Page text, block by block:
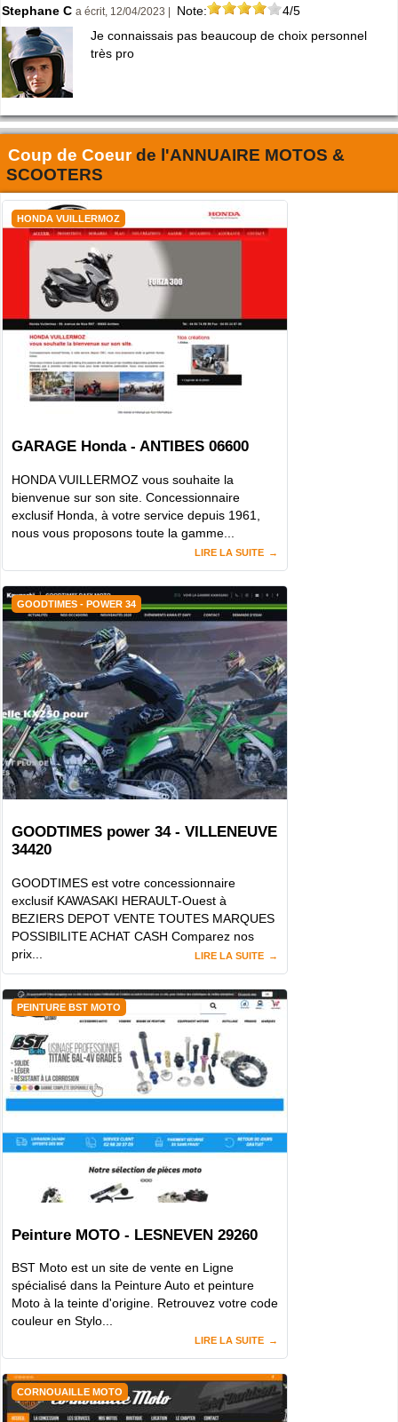
Stephane C a écrit, 12/04/2023 | Note:
4/5
Je connaissais pas beaucoup de choix personnel
très pro
Coup de Coeurde l'ANNUAIRE MOTOS &
SCOOTERS
HONDA VUILLERMOZ
GARAGE Honda - ANTIBES 06600
HONDA VUILLERMOZ vous souhaite la
bienvenue sur son site. Concessionnaire
exclusif Honda, à votre service depuis 1961,
nous vous proposons toute la gamme...
LIRE LA SUITE
GOODTIMES - POWER 34
GOODTIMES power 34 - VILLENEUVE
34420
GOODTIMES est votre concessionnaire
exclusif KAWASAKI HERAULT-Ouest à
BEZIERS DEPOT VENTE TOUTES MARQUES
POSSIBILITE ACHAT CASH Comparez nos
prix...
LIRE LA SUITE
PEINTURE BST MOTO
Peinture MOTO - LESNEVEN 29260
BST Moto est un site de vente en Ligne
spécialisé dans la Peinture Auto et peinture
Moto à la teinte d'origine. Retrouvez votre code
couleur en Stylo...
LIRE LA SUITE
CORNOUAILLE MOTO